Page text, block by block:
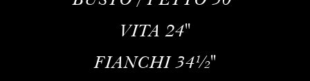
VITA 24''
FIANCHI 34½''